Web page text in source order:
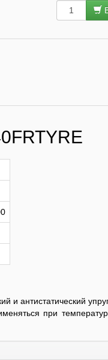
и антистатический
при